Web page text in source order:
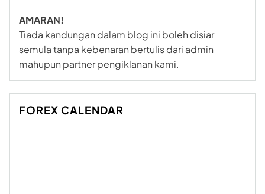
AMARAN!
Tiada kandungan dalam blog ini boleh disiar
semula tanpa kebenaran bertulis dari admin
mahupun partner pengiklanan kami.
FOREX CALENDAR